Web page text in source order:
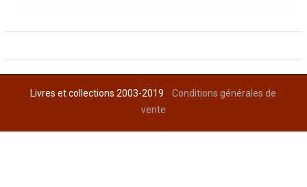
Livres et collections 2003-2019Conditions générales de
vente